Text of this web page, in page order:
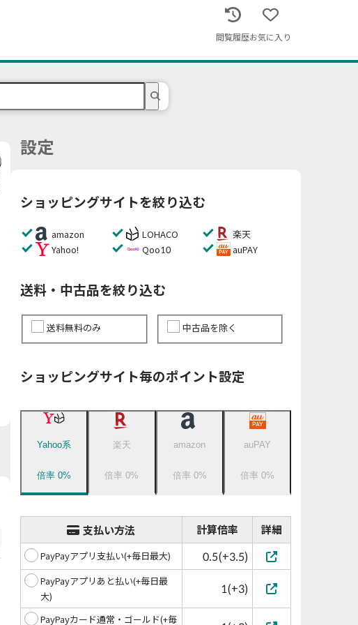
閲覧履歴お気に入り
設定
ショッピングサイトを絞り込む
amazon LOHACO
楽天
Yahoo!
Qoo10 auPAY
送料・中古品を絞り込む
送料無料のみ 中古品を除く
ショッピングサイト毎のポイント設定
Yahoo系
倍率0%
楽天
倍率0%
amazon
倍率 0%
auPAY
倍率0%
支払い方法 計算倍率 詳細
PayPayアプリ支払い(+毎日最大) 0.5(+3.5)
PayPayアプリあと払い(+毎日最
大)
1(+3)
PayPayカード通常・ゴールド(+毎